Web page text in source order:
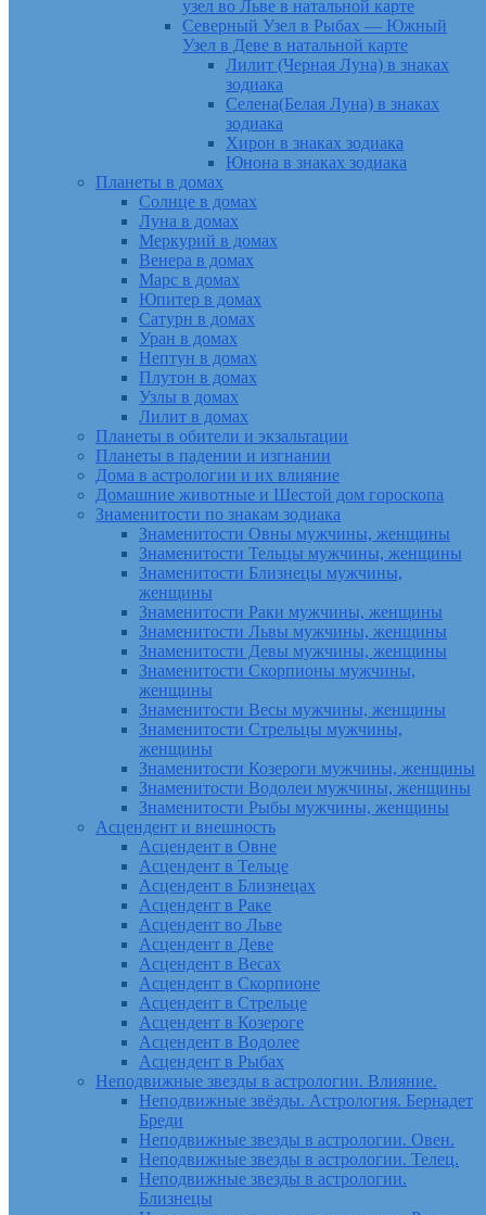
узел во Льве в натальной карте
Северный Узел в Рыбах — Южный
Узел в Деве в натальной карте
Лилит (Черная Луна) в знаках
зодиака
Селена(Белая Луна) в знаках
зодиака
Хирон в знаках зодиака
Юнона в знаках зодиака
Планеты в домах
Солнце в домах
Луна в домах
Меркурий в домах
Венера в домах
Марс в домах
Юпитер в домах
Сатурн в домах
Уран в домах
Нептун в домах
Плутон в домах
Узлы в домах
Лилит в домах
Планеты в обители и экзальтации
Планеты в падении и изгнании
Дома в астрологии и их влияние
Домашние животные и Шестой дом гороскопа
Знаменитости по знакам зодиака
Знаменитости Овны мужчины, женщины
Знаменитости Тельцы мужчины, женщины
Знаменитости Близнецы мужчины,
женщины
Знаменитости Раки мужчины, женщины
Знаменитости Львы мужчины, женщины
Знаменитости Девы мужчины, женщины
Знаменитости Скорпионы мужчины,
женщины
Знаменитости Весы мужчины, женщины
Знаменитости Стрельцы мужчины,
женщины
Знаменитости Козероги мужчины, женщины
Знаменитости Водолеи мужчины, женщины
Знаменитости Рыбы мужчины, женщины
Асцендент и внешность
Асцендент в Овне
Асцендент в Тельце
Асцендент в Близнецах
Асцендент в Раке
Асцендент во Льве
Асцендент в Деве
Асцендент в Весах
Асцендент в Скорпионе
Асцендент в Стрельце
Асцендент в Козероге
Асцендент в Водолее
Асцендент в Рыбах
Неподвижные звезды в астрологии. Влияние.
Неподвижные звёзды. Астрология. Бернадет
Бреди
Неподвижные звезды в астрологии. Овен.
Неподвижные звезды в астрологии. Телец.
Неподвижные звезды в астрологии.
Близнецы